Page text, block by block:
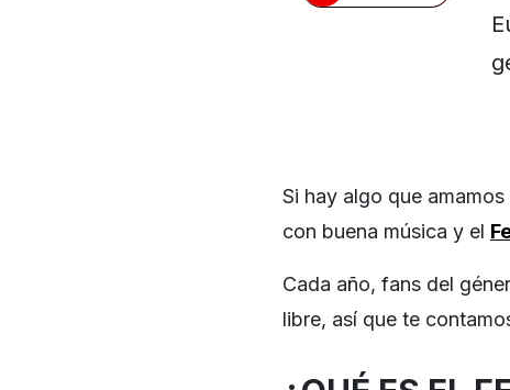
Si hay algo que amamos
con buena música y el
Cada año, fans del
libre, así que te